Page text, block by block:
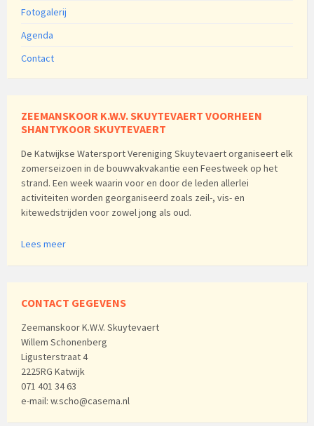
Fotogalerij
Agenda
Contact
ZEEMANSKOOR K.W.V. SKUYTEVAERT VOORHEEN
SHANTYKOOR SKUYTEVAERT
De Katwijkse Watersport Vereniging Skuytevaert organiseert elk
zomerseizoen in de bouwvakvakantie een Feestweek op het
strand. Een week waarin voor en door de leden allerlei
activiteiten worden georganiseerd zoals zeil-, vis- en
kitewedstrijden voor zowel jong als oud.
Lees meer
CONTACT GEGEVENS
Zeemanskoor K.W.V. Skuytevaert
Willem Schonenberg
Ligusterstraat 4
2225RG Katwijk
071 401 34 63
e-mail: w.scho@casema.nl